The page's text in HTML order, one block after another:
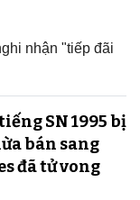
nhận "tiếp đãi
SN 1995 bị
bán sang
đã tử vong